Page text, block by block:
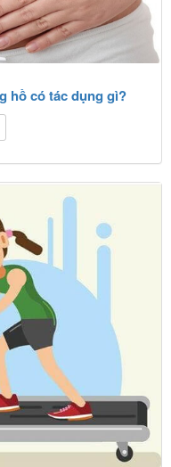
hồ có tác dụng gì?